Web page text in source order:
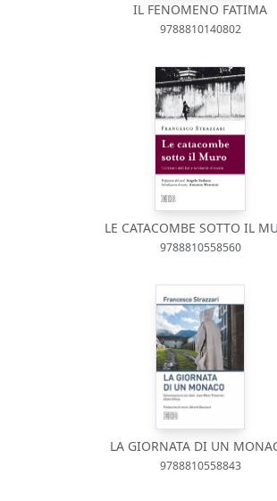
IL FENOMENO FATIMA
9788810140802
LE CATACOMBE SOTTO IL
9788810558560
LA GIORNATA DI UN
9788810558843